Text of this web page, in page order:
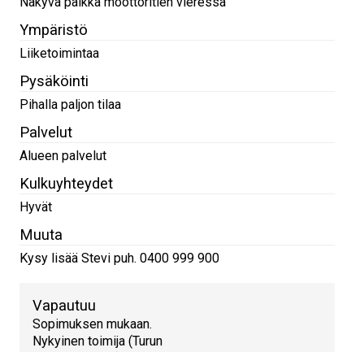
Ympäristö
Liiketoimintaa
Pysäköinti
Pihalla paljon tilaa
Palvelut
Alueen palvelut
Kulkuyhteydet
Hyvät
Muuta
Kysy lisää Stevi puh. 0400 999 900
Vapautuu
Sopimuksen mukaan.
Nykyinen toimija (Turun